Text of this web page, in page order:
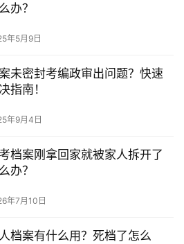
办？
年5月9日
未密封考编政审出问题？快速
指南！
年9月4日
档案刚拿回家就被家人拆开了
办？
年7月10日
档案有什么用？死档了怎么